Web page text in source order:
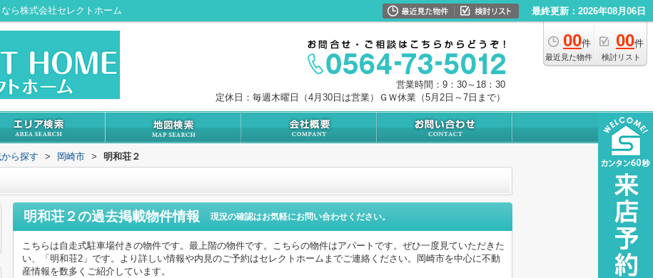
ら株式会社セレクトホーム 最終更新：2026年08月06日
00件
最近見た物件
00件
検討リスト
営業時間：9：30～18：30
定休日：毎週木曜日（4月30日は営業）ＧＷ休業（5月2日～7日まで）
ら探す > 岡崎市 > 明和荘２
明和荘２の過去掲載物件情報 現況の確認はお気軽にお問い合わせください。
こちらは自走式駐車場付きの物件です。最上階の物件です。こちらの物件はアパートです。ぜひ一度見ていただきた
い、「明和荘2」です。より詳しい情報や内見のご予約はセレクトホームまでご連絡ください。岡崎市を中心に不動
産情報を数多くご紹介しています。